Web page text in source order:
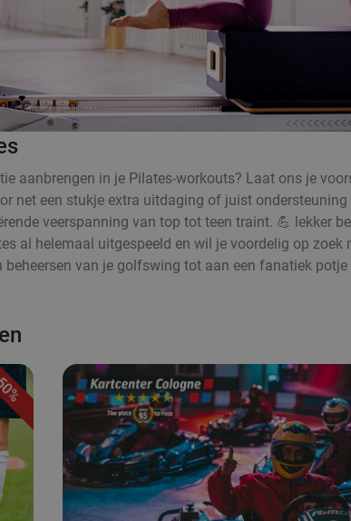
aanbrengen in je Pilates-workouts? Laat ons je
net een stukje extra uitdaging of juist
veerspanning van top tot teen traint. 💪 lekker
al helemaal uitgespeeld en wil je voordelig op
van je golfswing tot aan een fanatiek potje